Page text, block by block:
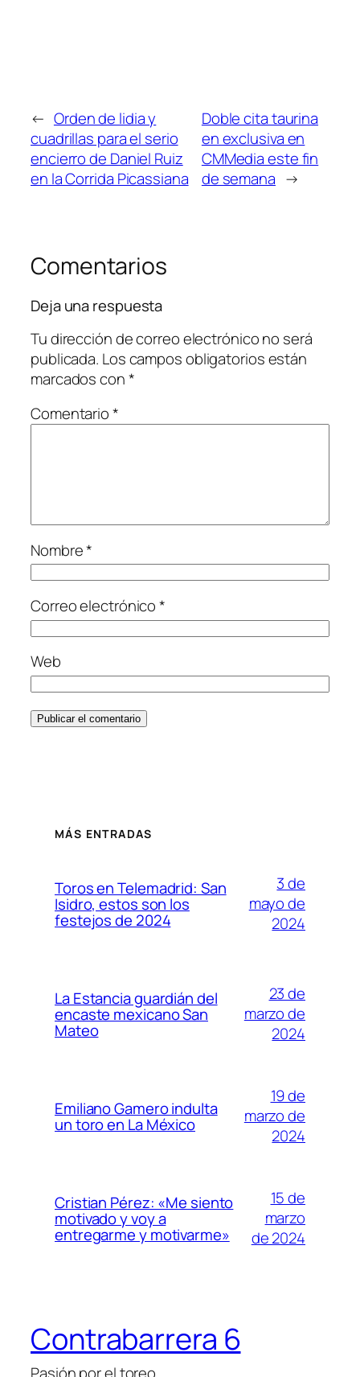
← Orden de lidia y
cuadrillas para el serio
encierro de Daniel Ruiz
en la Corrida Picassiana
Doble cita taurina
en exclusiva en
CMMedia este fin
de semana →
Comentarios
Deja una respuesta
Tu dirección de correo electrónico no será
publicada. Los campos obligatorios están
marcados con*
Comentario*
Nombre*
Correo electrónico*
Web
MÁS ENTRADAS
Toros en Telemadrid: San
Isidro, estos son los
festejos de 2024
3 de
mayo de
2024
La Estancia guardián del
encaste mexicano San
Mateo
23 de
marzo de
2024
Emiliano Gamero indulta
un toro en La México
19 de
marzo de
2024
Cristian Pérez: «Me siento
motivado y voy a
entregarme y motivarme»
15 de
marzo
de 2024
Contrabarrera 6
Pasión por el toreo